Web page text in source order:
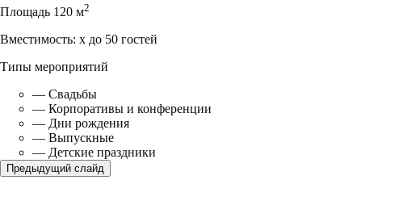
Площадь 120 м2
Вместимость: x до 50 гостей
Типы мероприятий
— Свадьбы
— Корпоративы и конференции
— Дни рождения
— Выпускные
— Детские праздники
Предыдущий слайд